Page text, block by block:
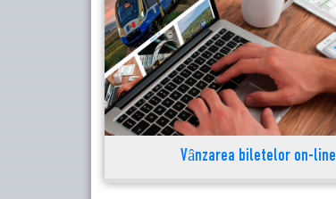
Vânzarea biletelor on-line